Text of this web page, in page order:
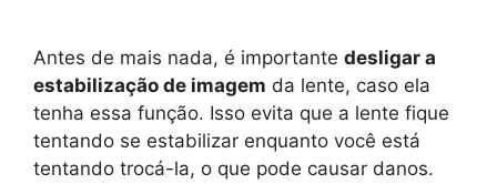
Antes de mais nada, é importante desligar a
estabilização de imagem da lente, caso ela
tenha essa função. Isso evita que a lente fique
tentando se estabilizar enquanto você está
tentando trocá-la, o que pode causar danos.